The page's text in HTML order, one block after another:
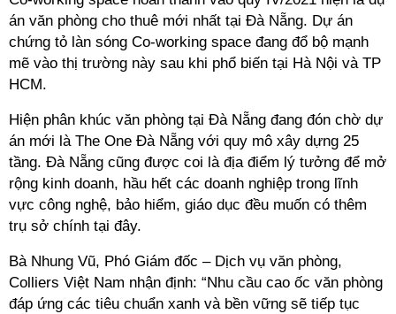
án văn phòng cho thuê mới nhất tại Đà Nẵng. Dự án
chứng tỏ làn sóng Co-working space đang đổ bộ mạnh
mẽ vào thị trường này sau khi phổ biến tại Hà Nội và TP
HCM.
Hiện phân khúc văn phòng tại Đà Nẵng đang đón chờ dự
án mới là The One Đà Nẵng với quy mô xây dựng 25
tầng. Đà Nẵng cũng được coi là địa điểm lý tưởng để mở
rộng kinh doanh, hầu hết các doanh nghiệp trong lĩnh
vực công nghệ, bảo hiểm, giáo dục đều muốn có thêm
trụ sở chính tại đây.
Bà Nhung Vũ, Phó Giám đốc – Dịch vụ văn phòng,
Colliers Việt Nam nhận định: “Nhu cầu cao ốc văn phòng
đáp ứng các tiêu chuẩn xanh và bền vững sẽ tiếp tục